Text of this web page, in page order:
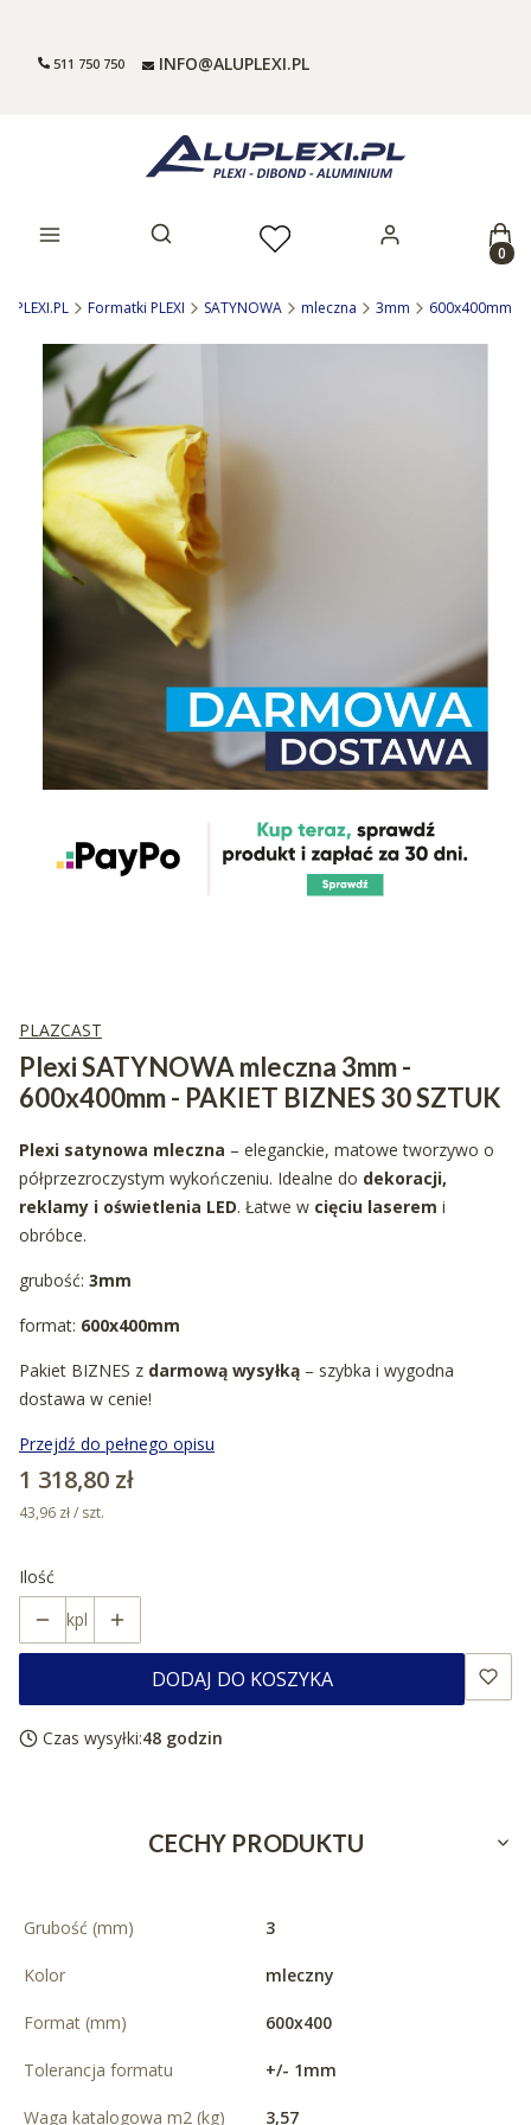
511 750 750 INFO@ALUPLEXI.PL
Otwórz wyszukiwarkę
Formatki PLEXI SATYNOWA mleczna 3mm 600x400mm
PLAZCAST
Plexi SATYNOWA mleczna 3mm -
600x400mm - PAKIET BIZNES 30 SZTUK
Plexi satynowa mleczna – eleganckie, matowe tworzywo o
półprzezroczystym wykończeniu. Idealne do dekoracji,
reklamy i oświetlenia LED. Łatwe w cięciu laserem i
obróbce.
grubość: 3mm
format: 600x400mm
Pakiet BIZNES z darmową wysyłką – szybka i wygodna
dostawa w cenie!
Przejdź do pełnego opisu
Cena
1 318,80 zł
43,96 zł / szt.
Ilość
kpl
DODAJ DO KOSZYKA
Czas wysyłki:48 godzin
CECHY PRODUKTU
Grubość (mm) 3
Kolor mleczny
Format (mm) 600x400
Tolerancja formatu +/- 1mm
Waga katalogowa m2 (kg) 3,57